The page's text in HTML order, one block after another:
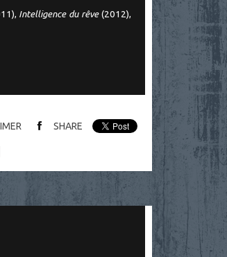
Intelligence du rêve(2012),
SHARE